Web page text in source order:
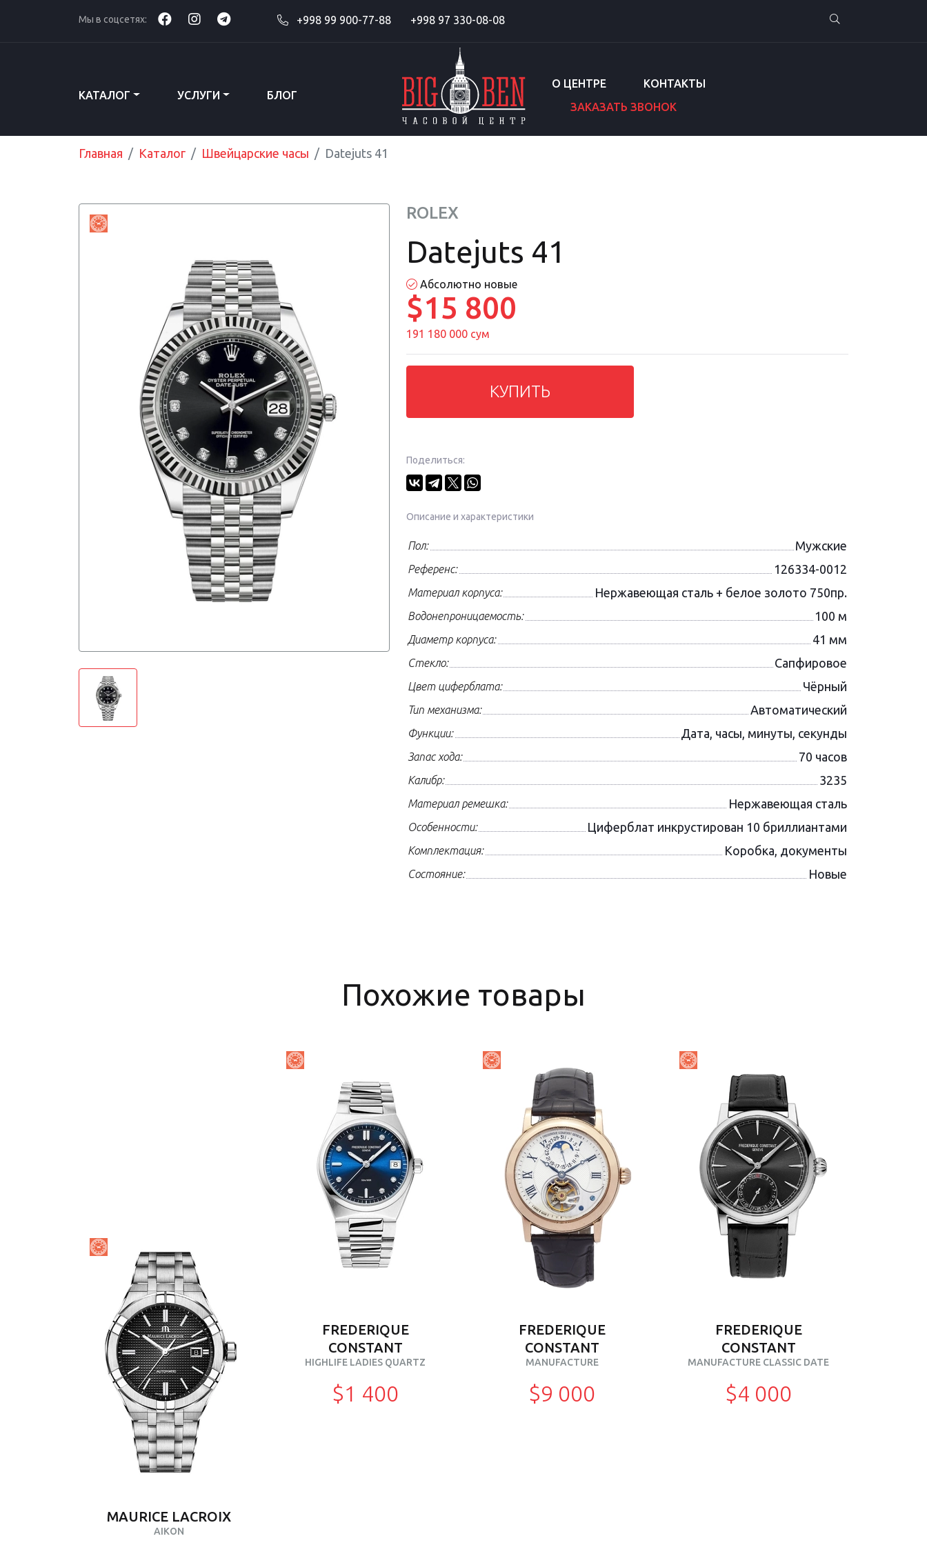
Мы в соцсетях: +998 99 900-77-88 +998 97 330-08-08
КАТАЛОГ УСЛУГИ БЛОГ
О ЦЕНТРЕ
КОНТАКТЫ
ЗАКАЗАТЬ ЗВОНОК
Главная Каталог Швейцарские часы Datejuts 41
ROLEX
Datejuts 41
Абсолютно новые
$15 800
191 180 000 сум
КУПИТЬ
Поделиться:
Описание и характеристики
Пол: Мужские
Референс: 126334-0012
Материал корпуса: Нержавеющая сталь + белое золото 750пр.
Водонепроницаемость: 100 м
Диаметр корпуса: 41 мм
Стекло: Сапфировое
Цвет циферблата: Чёрный
Тип механизма: Автоматический
Функции: Дата, часы, минуты, секунды
Запас хода: 70 часов
Калибр: 3235
Материал ремешка: Нержавеющая сталь
Особенности: Циферблат инкрустирован 10 бриллиантами
Комплектация: Коробка, документы
Состояние: Новые
Похожие товары
MAURICE LACROIX
AIKON
FREDERIQUE
CONSTANT
HIGHLIFE LADIES QUARTZ
$1 400
FREDERIQUE
CONSTANT
MANUFACTURE
$9 000
FREDERIQUE
CONSTANT
MANUFACTURE CLASSIC DATE
$4 000